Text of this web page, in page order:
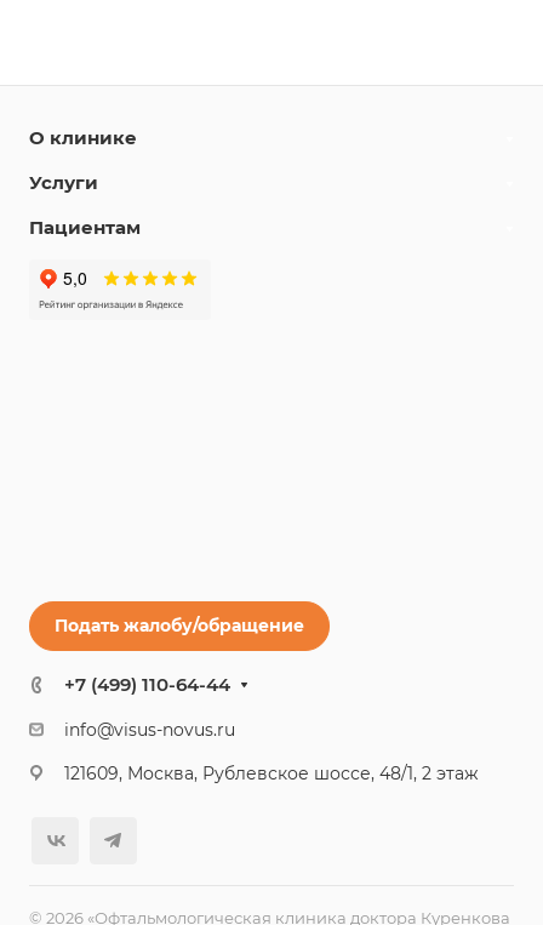
О клинике
Услуги
Пациентам
Подать жалобу/обращение
+7 (499) 110-64-44
info@visus-novus.ru
121609, Москва, Рублевское шоссе, 48/1, 2 этаж
© 2026 «Офтальмологическая клиника доктора Куренкова